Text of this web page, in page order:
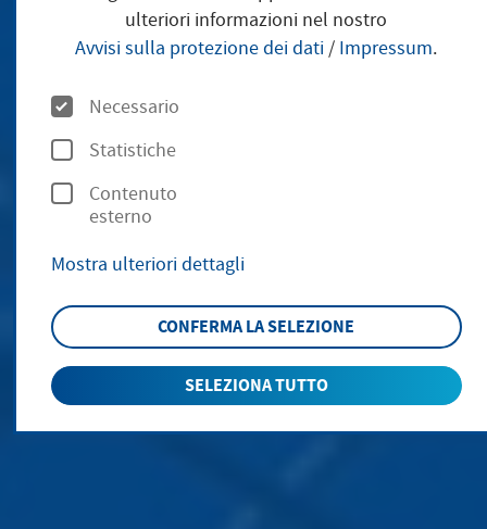
ulteriori informazioni nel nostro
Avvisi sulla protezione dei dati / Impressum.
O
p
z
i
n
Necessario
Statistiche
Contenuto
esterno
Mostra ulteriori dettagli
CONFERMA LA SELEZIONE
SELEZIONA TUTTO